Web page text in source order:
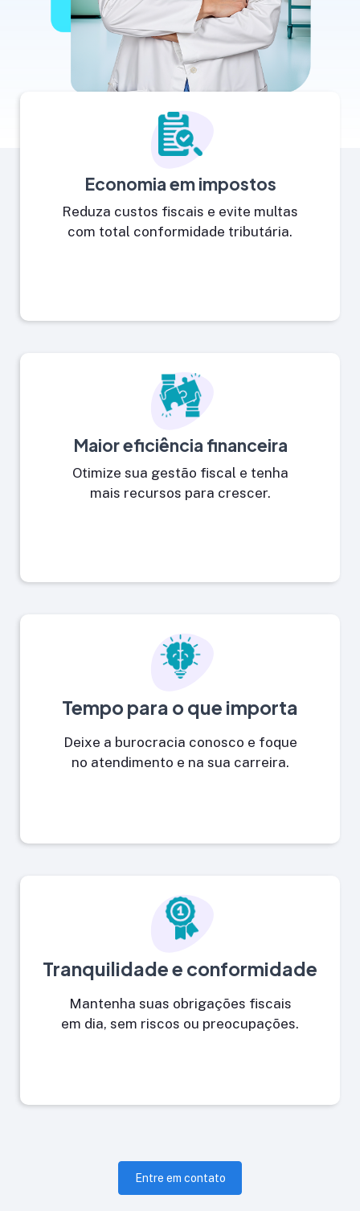
Economia em impostos
Reduza custos fiscais e evite multas
com total conformidade tributária.
Maior eficiência financeira
Otimize sua gestão fiscal e tenha
mais recursos para crescer.
Tempo para o que importa
Deixe a burocracia conosco e foque
no atendimento e na sua carreira.
Tranquilidade e conformidade
Mantenha suas obrigações fiscais
em dia, sem riscos ou preocupações.
Entre em contato